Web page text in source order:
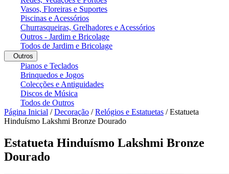
Vasos, Floreiras e Suportes
Piscinas e Acessórios
Churrasqueiras, Grelhadores e Acessórios
Outros - Jardim e Bricolage
Todos de Jardim e Bricolage
Outros
Pianos e Teclados
Brinquedos e Jogos
Colecções e Antiguidades
Discos de Música
Todos de Outros
Página Inicial /Decoração /Relógios e Estatuetas /Estatueta
Hinduísmo Lakshmi Bronze Dourado
Estatueta Hinduísmo Lakshmi Bronze
Dourado